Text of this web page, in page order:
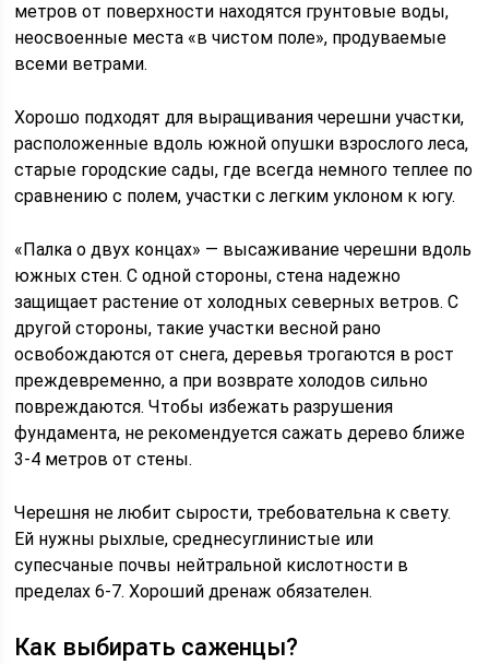
метров от поверхности находятся грунтовые воды,
неосвоенные места «в чистом поле», продуваемые
всеми ветрами.
Хорошо подходят для выращивания черешни участки,
расположенные вдоль южной опушки взрослого леса,
старые городские сады, где всегда немного теплее по
сравнению с полем, участки с легким уклоном к югу.
«Палка о двух концах» — высаживание черешни вдоль
южных стен. С одной стороны, стена надежно
защищает растение от холодных северных ветров. С
другой стороны, такие участки весной рано
освобождаются от снега, деревья трогаются в рост
преждевременно, а при возврате холодов сильно
повреждаются. Чтобы избежать разрушения
фундамента, не рекомендуется сажать дерево ближе
3-4 метров от стены.
Черешня не любит сырости, требовательна к свету.
Ей нужны рыхлые, среднесуглинистые или
супесчаные почвы нейтральной кислотности в
пределах 6-7. Хороший дренаж обязателен.
Как выбирать саженцы?